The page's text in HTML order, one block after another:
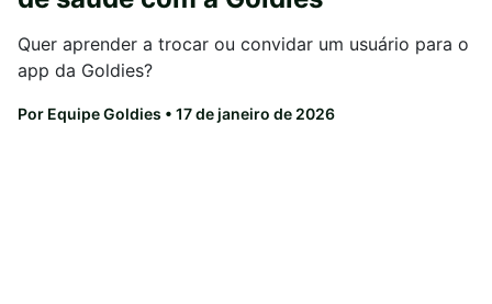
Quer aprender a trocar ou convidar um usuário para o
app da Goldies?
Por Equipe Goldies • 17 de janeiro de 2026